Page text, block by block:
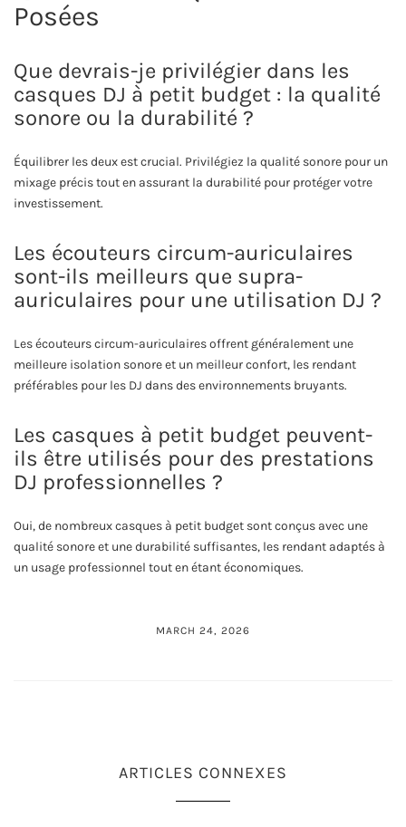
Posées
Que devrais-je privilégier dans les
casques DJ à petit budget : la qualité
sonore ou la durabilité ?
Équilibrer les deux est crucial. Privilégiez la qualité sonore pour un
mixage précis tout en assurant la durabilité pour protéger votre
investissement.
Les écouteurs circum-auriculaires
sont-ils meilleurs que supra-
auriculaires pour une utilisation DJ ?
Les écouteurs circum-auriculaires offrent généralement une
meilleure isolation sonore et un meilleur confort, les rendant
préférables pour les DJ dans des environnements bruyants.
Les casques à petit budget peuvent-
ils être utilisés pour des prestations
DJ professionnelles ?
Oui, de nombreux casques à petit budget sont conçus avec une
qualité sonore et une durabilité suffisantes, les rendant adaptés à
un usage professionnel tout en étant économiques.
MARCH 24, 2026
ARTICLES CONNEXES